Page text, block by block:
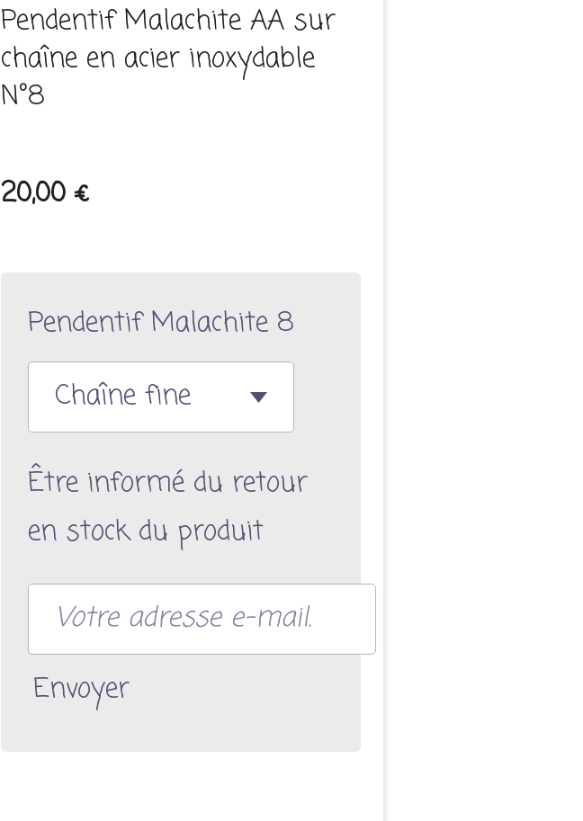
Pendentif Malachite AA sur
chaîne en acier inoxydable
N°8
20,00 €
Pendentif Malachite 8
Être informé du retour
en stock du produit
Envoyer